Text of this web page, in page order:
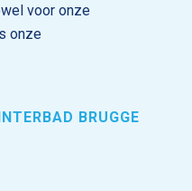
voor onze
onze
BRUGGE